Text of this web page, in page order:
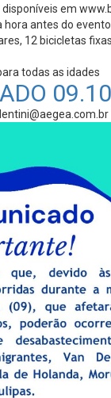
em
antes do evento.
12 bicicletas
todas as idades